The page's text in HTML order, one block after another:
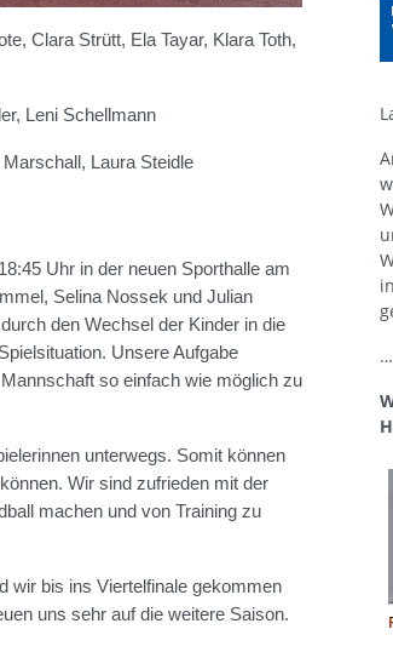
Clara Strütt, Ela Tayar, Klara Toth,
Leni Schellmann
Laura Steidle
Uhr in der neuen Sporthalle am
Selina Nossek und Julian
den Wechsel der Kinder in die
Unsere Aufgabe
so einfach wie möglich zu
unterwegs. Somit können
Wir sind zufrieden mit der
machen und von Training zu
wir bis ins Viertelfinale gekommen
uns sehr auf die weitere Saison.
…